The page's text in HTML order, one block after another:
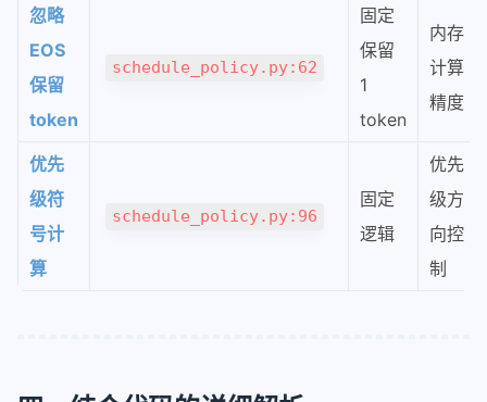
忽略
EOS
保留
token
schedule_policy.py:62
固定
保留
1
token
内存
计算
精度
优先
级符
号计
算
schedule_policy.py:96
固定
逻辑
优先
级方
向控
制